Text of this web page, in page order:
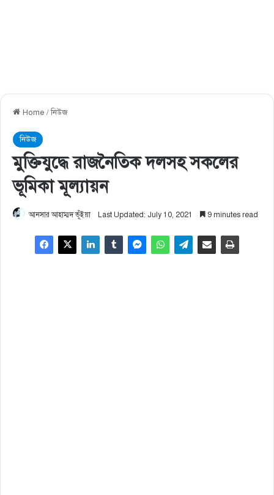
Home /নিউজ
নিউজ
মুক্তিযুদ্ধে রাজনৈতিক দলসহ সকলের
ভূমিকা মূল্যায়ন
আনসার আহাম্মদ ভূঁইয়া Last Updated: July 10, 2021 9 minutes read